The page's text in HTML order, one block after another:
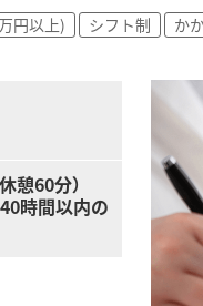
だけではなく、OTC
舗、北上市に1店舗経
で実施されたり、やり
経営しています。無
ているため、お互い様
円以上) シフト制 か
憩60分）
時間以内の